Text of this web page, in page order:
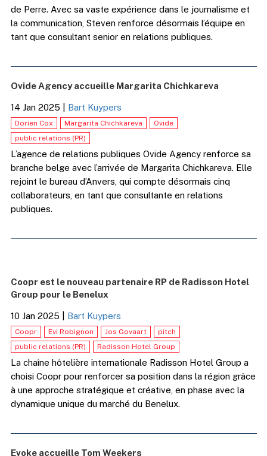
de Perre. Avec sa vaste expérience dans le journalisme et
la communication, Steven renforce désormais l’équipe en
tant que consultant senior en relations publiques.
Ovide Agency accueille Margarita Chichkareva
14 Jan 2025 Bart Kuypers
Dorien Cox Margarita Chichkareva
Ovide
public relations (PR)
L’agence de relations publiques Ovide Agency renforce sa
branche belge avec l’arrivée de Margarita Chichkareva. Elle
rejoint le bureau d’Anvers, qui compte désormais cinq
collaborateurs, en tant que consultante en relations
publiques.
Coopr est le nouveau partenaire RP de Radisson Hotel
Group pour le Benelux
10 Jan 2025 Bart Kuypers
Coopr Evi Robignon Jos Govaart
pitch
public relations (PR)
Radisson Hotel Group
La chaîne hôtelière internationale Radisson Hotel Group a
choisi Coopr pour renforcer sa position dans la région grâce
à une approche stratégique et créative, en phase avec la
dynamique unique du marché du Benelux.
Evoke accueille Tom Weekers